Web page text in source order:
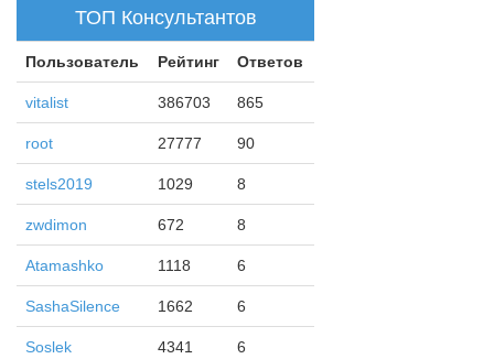
ТОП Консультантов
Пользователь Рейтинг Ответов
vitalist 386703 865
root 27777 90
stels2019 1029 8
zwdimon 672 8
Atamashko 1118 6
SashaSilence 1662 6
Soslek 4341 6